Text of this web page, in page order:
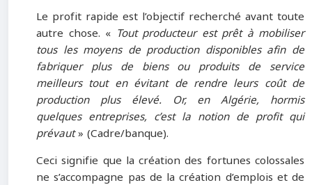
Le profit rapide est l’objectif recherché avant toute
autre chose. « Tout producteur est prêt à mobiliser
tous les moyens de production disponibles afin de
fabriquer plus de biens ou produits de service
meilleurs tout en évitant de rendre leurs coût de
production plus élevé. Or, en Algérie, hormis
quelques entreprises, c’est la notion de profit qui
prévaut» (Cadre/banque).
Ceci signifie que la création des fortunes colossales
ne s’accompagne pas de la création d’emplois et de